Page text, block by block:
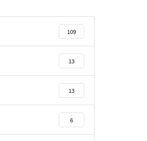
109
13
13
6